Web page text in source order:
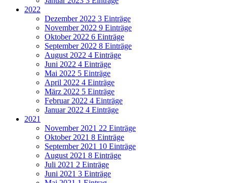
2022
Dezember 2022 3 Einträge
November 2022 9 Einträge
Oktober 2022 6 Einträge
September 2022 8 Einträge
August 2022 4 Einträge
Juni 2022 4 Einträge
Mai 2022 5 Einträge
April 2022 4 Einträge
März 2022 5 Einträge
Februar 2022 4 Einträge
Januar 2022 4 Einträge
2021
November 2021 22 Einträge
Oktober 2021 8 Einträge
September 2021 10 Einträge
August 2021 8 Einträge
Juli 2021 2 Einträge
Juni 2021 3 Einträge